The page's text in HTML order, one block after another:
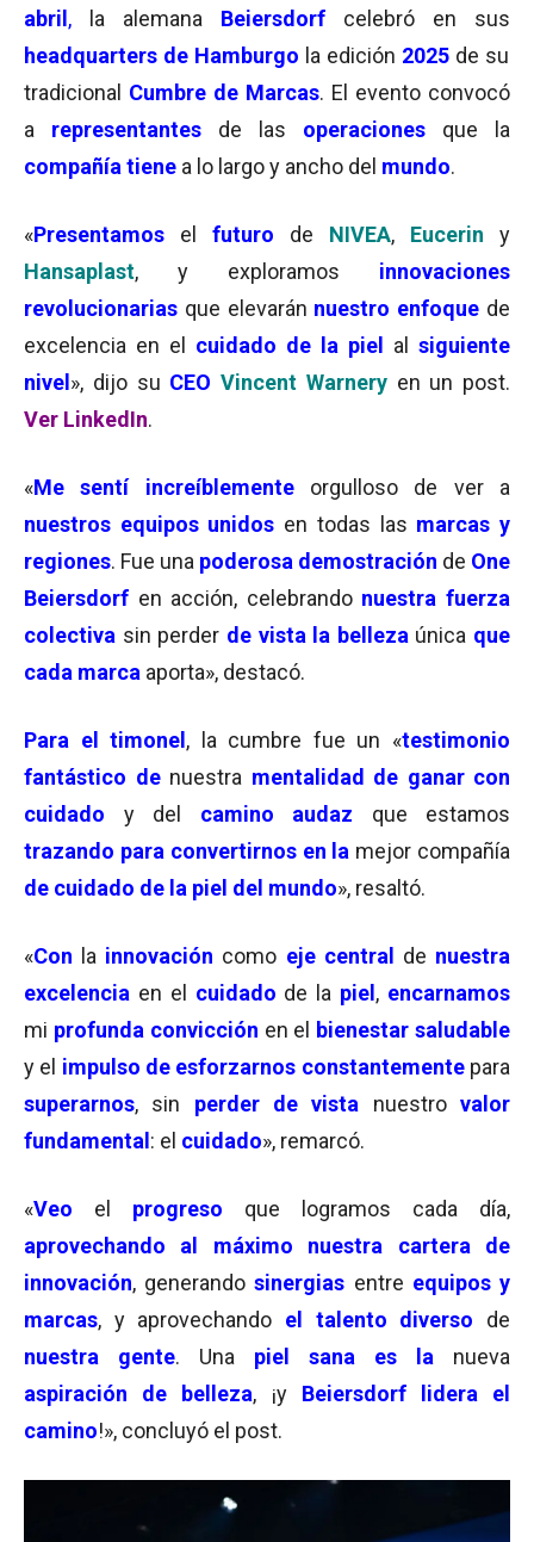
abril , la alemana Beiersdorf
celebró en sus
headquarters de Hamburgo la edición 2025 de su
tradicional Cumbre de Marcas. El evento convocó
a representantes de las operaciones que la
compañía tiene a lo largo y ancho del mundo.
«Presentamos el futuro de NIVEA, Eucerin y
Hansaplast, y exploramos innovaciones
revolucionarias que elevarán nuestro enfoque de
excelencia en el cuidado de la piel al siguiente
nivel », dijo su CEO Vincent Warneryen un post.
Ver LinkedIn.
«Me sentí increíblemente
orgulloso de ver a
nuestros equipos unidos en todas las marcas y
regiones. Fue una poderosa demostración de One
Beiersdorf en acción, celebrando nuestra fuerza
colectiva sin perder de vista la belleza única que
cada marca aporta», destacó.
Para el timonel , la cumbre fue un «testimonio
fantástico de nuestra mentalidad de ganar con
cuidado y del camino audaz que estamos
trazando para convertirnos en la mejor compañía
de cuidado de la piel del mundo», resaltó.
«Con la innovación como eje central de nuestra
excelencia en el cuidado de la piel , encarnamos
mi profunda convicción en el
bienestar saludable
y el impulso de esforzarnos constantemente para
superarnos, sin perder de vista nuestrovalor
fundamental : el cuidado», remarcó.
«Veo el progreso que logramos cada día,
aprovechando al máximo nuestra cartera de
innovación, generando sinergias entre equipos y
marcas, y aprovechando el talento diverso de
nuestra gente. Una piel sana es la nueva
aspiración de belleza, ¡y Beiersdorf lidera el
camino!», concluyó el post.